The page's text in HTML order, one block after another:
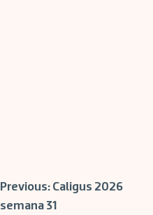
Post
Previous: Caligus 2026
semana 31